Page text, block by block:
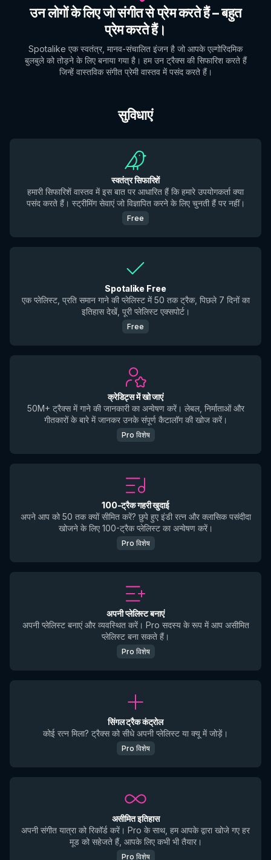
उन लोगों के लिए जो संगीत से प्रेम करते हैं – बहुत
प्रेम करते हैं।
Spotalike एक स्वतंत्र, मानव-संचालित इंजन है जो आपके एल्गोरिदमिक
बुलबुले को तोड़ने के लिए बनाया गया है। हम उन ट्रैक्स की सिफारिश करते हैं
जिन्हें वास्तविक संगीत प्रेमी वास्तव में पसंद करते हैं।
सुविधाएं
स्वतंत्र सिफारिशें
हमारी सिफारिशें वास्तव में इस बात पर आधारित हैं कि हमारे उपयोगकर्ता क्या
पसंद करते हैं। स्ट्रीमिंग सेवाएं जो विज्ञापित करने के लिए चुनती हैं पर नहीं।
Free
Spotalike Free
एक प्लेलिस्ट, प्रति समान गाने की प्लेलिस्ट में 50 तक ट्रैक, पिछले 7 दिनों का
इतिहास देखें, पूरी प्लेलिस्ट एक्सपोर्ट।
Free
क्रेडिट्स में खो जाएं
50M+ ट्रैक्स में गाने की जानकारी का अन्वेषण करें। लेबल, निर्माताओं और
गीतकारों के बारे में जानकर उनके संपूर्ण कैटालॉग की खोज करें।
Pro विशेष
100-ट्रैक गहरी खुदाई
अपने आप को 50 तक क्यों सीमित करें? छुपे हुए इंडी रत्न और क्लासिक पसंदीदा
खोजने के लिए 100-ट्रैक प्लेलिस्ट का अन्वेषण करें।
Pro विशेष
अपनी प्लेलिस्ट बनाएं
अपनी प्लेलिस्ट बनाएं और व्यवस्थित करें। Pro सदस्य के रूप में आप असीमित
प्लेलिस्ट बना सकते हैं।
Pro विशेष
सिंगल ट्रैक कंट्रोल
कोई रत्न मिला? ट्रैक्स को सीधे अपनी प्लेलिस्ट या क्यू में जोड़ें।
Pro विशेष
असीमित इतिहास
अपनी संगीत यात्रा को रिकॉर्ड करें। Pro के साथ, हम आपके द्वारा खोजे गए हर
मूड को सहेजते हैं, आपके लिए कभी भी तैयार।
Pro विशेष